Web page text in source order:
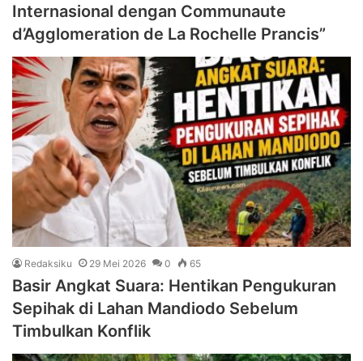
Internasional dengan Communaute
d’Agglomeration de La Rochelle Prancis”
Redaksiku 29 Mei 2026 0 65
Basir Angkat Suara: Hentikan Pengukuran
Sepihak di Lahan Mandiodo Sebelum
Timbulkan Konflik